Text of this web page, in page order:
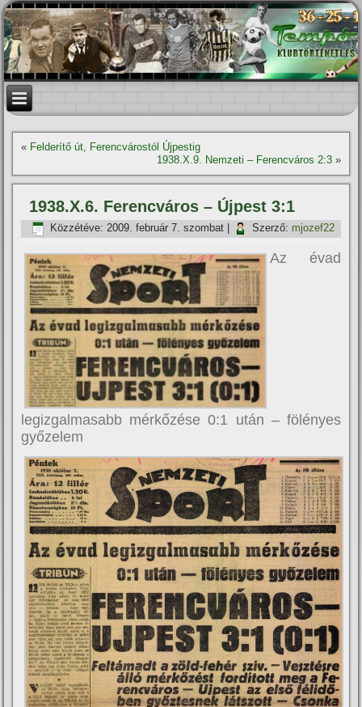
« Felderí­tő út, Ferencvárostól Újpestig
1938.X.9. Nemzeti – Ferencváros 2:3»
1938.X.6. Ferencváros – Újpest 3:1
Közzétéve: 2009. február 7. szombat Szerző: mjozef22
Az évad
legizgalmasabb mérkőzése 0:1 után – fölényes
győzelem